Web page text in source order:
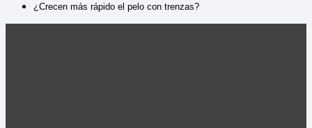
¿Crecen más rápido el pelo con trenzas?